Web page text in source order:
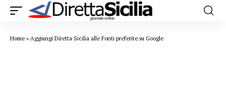
Home » Aggiungi Diretta Sicilia alle Fonti preferite su Google